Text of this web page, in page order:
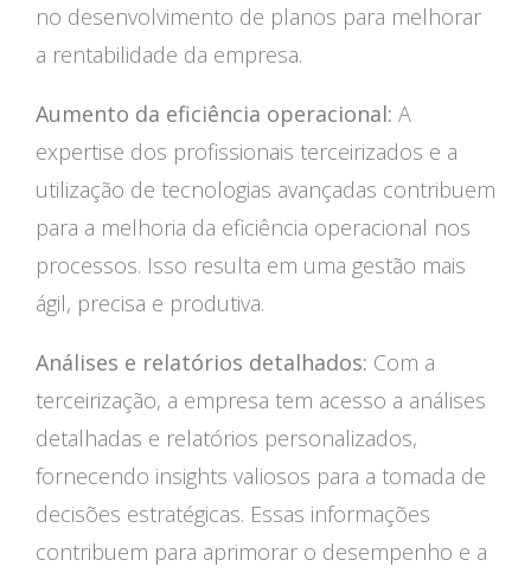
no desenvolvimento de planos para melhorar
a rentabilidade da empresa.
Aumento da eficiência operacional: A
expertise dos profissionais terceirizados e a
utilização de tecnologias avançadas contribuem
para a melhoria da eficiência operacional nos
processos. Isso resulta em uma gestão mais
ágil, precisa e produtiva.
Análises e relatórios detalhados: Com a
terceirização, a empresa tem acesso a análises
detalhadas e relatórios personalizados,
fornecendo insights valiosos para a tomada de
decisões estratégicas. Essas informações
contribuem para aprimorar o desempenho e a